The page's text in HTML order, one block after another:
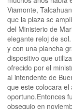
Viamonte,
que la plaza se
del Ministerio de
elegante reloj de
y con una plancha
dispositivo que
ofrecido por el
al intendente de
que este colocara
oportuno.Entonces
obsequio en